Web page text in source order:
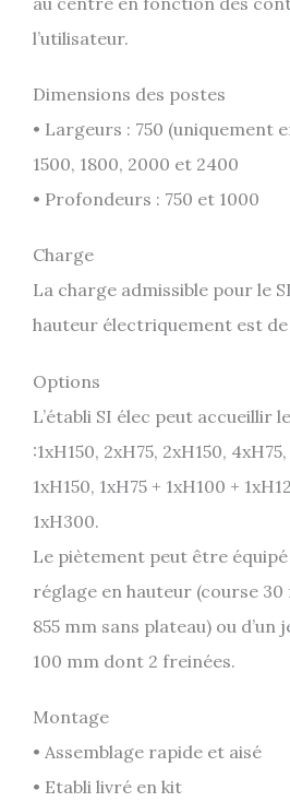
l’utilisateur.
Dimensions des postes
• Largeurs : 750 (uniquement
1500, 1800, 2000 et 2400
• Profondeurs : 750 et 1000
Charge
La charge admissible pour le
hauteur électriquement est
Options
L’établi SI élec peut accueillir
:1xH150, 2xH75, 2xH150,
1xH150, 1xH75 + 1xH100 +
1xH300.
Le piètement peut être
réglage en hauteur (course 30
855 mm sans plateau) ou d’un
100 mm dont 2 freinées.
Montage
• Assemblage rapide et aisé
• Etabli livré en kit